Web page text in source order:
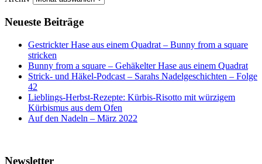
Neueste Beiträge
Gestrickter Hase aus einem Quadrat – Bunny from a square
stricken
Bunny from a square – Gehäkelter Hase aus einem Quadrat
Strick- und Häkel-Podcast – Sarahs Nadelgeschichten – Folge
42
Lieblings-Herbst-Rezepte: Kürbis-Risotto mit würzigem
Kürbismus aus dem Ofen
Auf den Nadeln – März 2022
Newsletter